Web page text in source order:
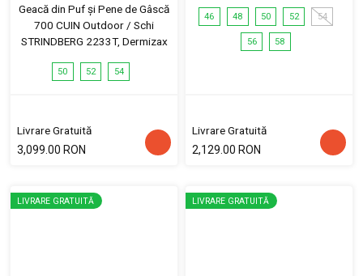
Geacă din Puf și Pene de Gâscă
700 CUIN Outdoor / Schi
STRINDBERG 2233T, Dermizax
50 52 54
Livrare Gratuită
3,099.00 RON
46 48 50 52 54
56 58
Livrare Gratuită
2,129.00 RON
LIVRARE GRATUITĂ LIVRARE GRATUITĂ